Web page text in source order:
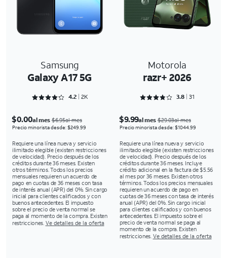
Samsung
Galaxy A17 5G
Motorola
razr+ 2026
Rated 4.2117 out of 5
4.2 2K Rated 3.8065 out of 5
3.8 31
$0.00al mes$6.95al mes
Precio minorista desde: $249.99
Requiere una línea nueva y servicio
ilimitado elegible (existen restricciones
de velocidad). Precio después de los
créditos durante 36 meses. Existen
otros términos. Todos los precios
mensuales requieren un acuerdo de
pago en cuotas de 36 meses con tasa
de interés anual (APR) del 0%. Sin cargo
inicial para clientes calificados y con
buenos antecedentes. El impuesto
sobre el precio de venta normal se
paga al momento de la compra. Existen
restricciones. Ve detalles de la oferta
$9.99al mes$29.03al mes
Precio minorista desde: $1044.99
Requiere una línea nueva y servicio
ilimitado elegible (existen restricciones
de velocidad). Precio después de los
créditos durante 36 meses. Incluye
crédito adicional en la factura de $5.56
al mes por 36 meses. Existen otros
términos. Todos los precios mensuales
requieren un acuerdo de pago en
cuotas de 36 meses con tasa de interés
anual (APR) del 0%. Sin cargo inicial
para clientes calificados y con buenos
antecedentes. El impuesto sobre el
precio de venta normal se paga al
momento de la compra. Existen
restricciones. Ve detalles de la oferta